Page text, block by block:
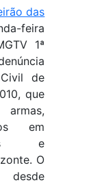
das
feira
1ª
de
que
em
e
O
desde